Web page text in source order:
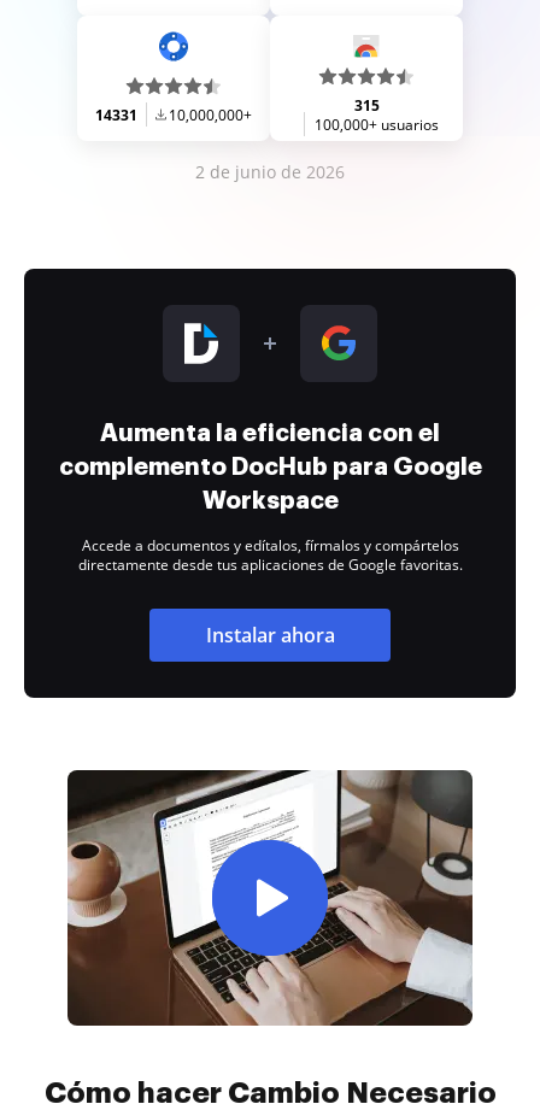
14331 10,000,000+
315
100,000+ usuarios
2 de junio de 2026
Aumenta la eficiencia con el
complemento DocHub para Google
Workspace
Accede a documentos y edítalos, fírmalos y compártelos
directamente desde tus aplicaciones de Google favoritas.
Instalar ahora
Cómo hacer Cambio Necesario